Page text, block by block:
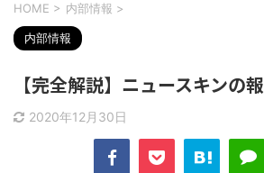
HOME > 内部情報 >
内部情報
【完全解説】ニュースキンの
2020年12月30日